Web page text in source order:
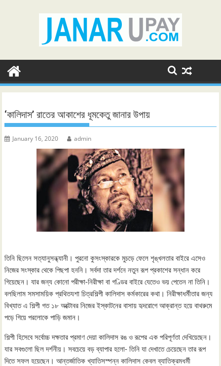
‘কালিদাস’ রাতের আকাশের ধূমকেতু জানার উপায়
January 16, 2020 admin
তিনি ছিলেন সত্যানুসন্ধ্যানী। পুরনো কুসংস্কারকে মুচড়ে ফেলে শৃঙ্খলতার বাইরে এসেও
নিজের সংস্কার থেকে পিছপা হননি। সর্বদা তার দর্শনে নতুন রূপ প্রকাশের সন্ধান করে
গিয়েছেন। যার জন্য কোনো পরীক্ষা-নিরীক্ষা বা গণ্ডির বাইরে যেতেও ভয় পেতেন না তিনি।
বলছিলাম সমসাময়িক প্রথিতযশা চিত্রশিল্পী কালিদাস কর্মকারের কথা। নিরীক্ষাধর্মীতার জন্য
বিখ্যাত এ শিল্পী গত ১৮ অক্টোবর নিজের ইস্কাটনের বাসায় হৃদরোগে আক্রান্ত হয়ে বাথরুমে
পড়ে গিয়ে পরলোকে পাড়ি জমান।
শিল্পী হিসেবে সর্বোচ্চ দক্ষতার প্রমাণ দেয়া কালিদাস রঙ ও রূপের এক পরিপূর্ণতা দেখিয়েছেন।
যার সবগুলো ছিল দর্শনীয়। সবচেয়ে বড় ব্যাপার হলো- তিনি যা দেখাতে চেয়েছেন তার রূপ
দিতে সফল হয়েছেন। আন্তর্জাতিক খ্যাতিসস্পন্ন কালিদাস কেবল ব্যাতিক্রমধর্মী